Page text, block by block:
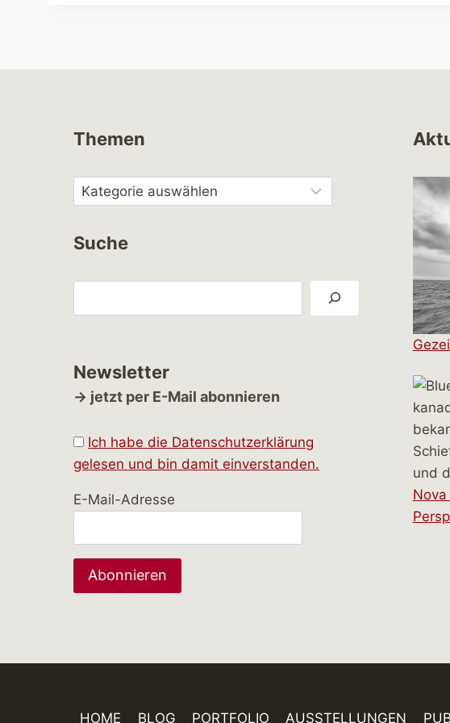
Themen
Suche
Newsletter
→ jetzt per E-Mail abonnieren
Ich habe die Datenschutzerklärung
gelesen und bin damit einverstanden.
E-Mail-Adresse
HOME BLOG PORTFOLIO AUSSTELLUNGEN